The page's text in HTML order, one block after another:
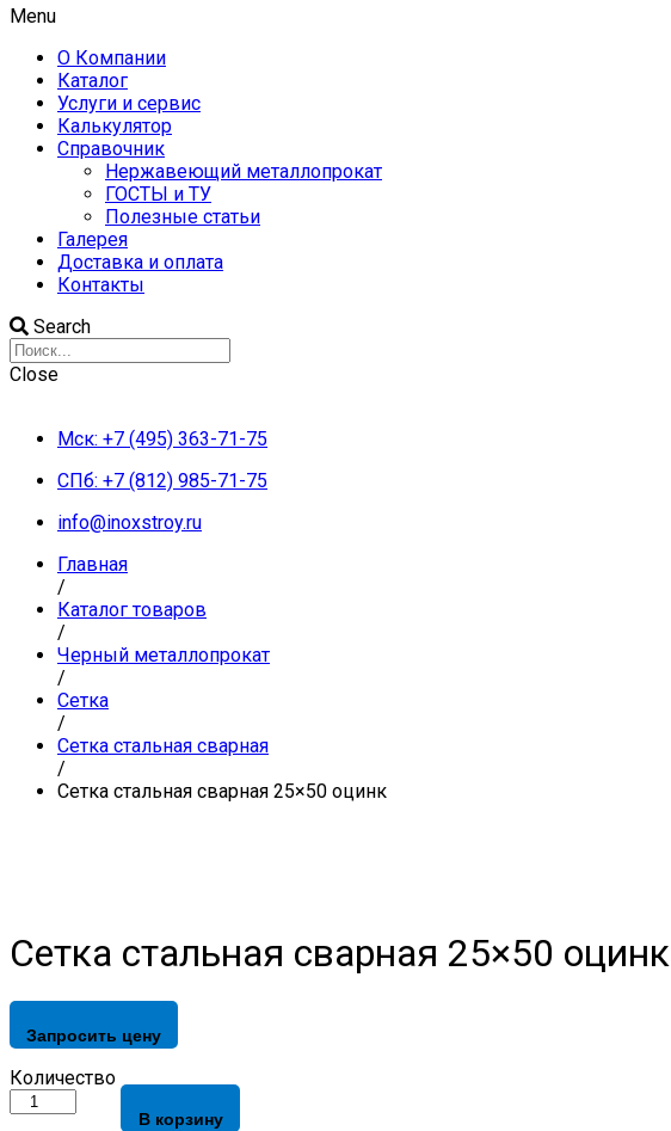
Menu
О Компании
Каталог
Услуги и сервис
Калькулятор
Справочник
Нержавеющий металлопрокат
ГОСТЫ и ТУ
Полезные статьи
Галерея
Доставка и оплата
Контакты
Search
Close
Мск: +7 (495) 363-71-75
СПб: +7 (812) 985-71-75
info@inoxstroy.ru
Главная
/
Каталог товаров
/
Черный металлопрокат
/
Сетка
/
Сетка стальная сварная
/
Сетка стальная сварная 25×50 оцинк
Сетка стальная сварная 25×50 оцинк
Запросить цену
Сетка
стальная
Количество
В корзину